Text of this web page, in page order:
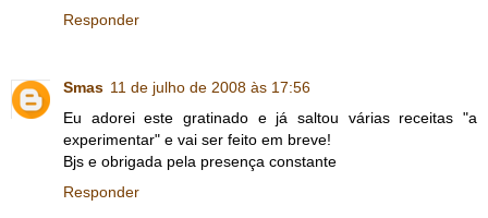
Responder
Smas 11 de julho de 2008 às 17:56
Eu adorei este gratinado e já saltou várias receitas "a
experimentar" e vai ser feito em breve!
Bjs e obrigada pela presença constante
Responder